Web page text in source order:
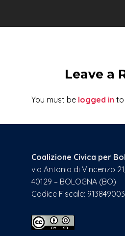
Leave a
You must be logged in to
Coalizione Civica per
via Antonio di Vincenzo
40129 – BOLOGNA (BO)
Codice Fiscale: